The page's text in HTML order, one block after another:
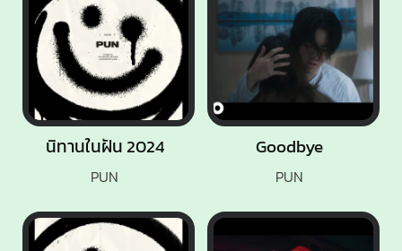
Goodbye
PUN
นิทานในฝัน 2024
PUN